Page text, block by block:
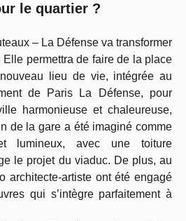
le quartier ?
– La Défense va transformer
Elle permettra de faire de la place
lieu de vie, intégrée au
de Paris La Défense, pour
harmonieuse et chaleureuse,
de la gare a été imaginé comme
lumineux, avec une toiture
le projet du viaduc. De plus, au
architecte-artiste ont été engagé
qui s’intègre parfaitement à